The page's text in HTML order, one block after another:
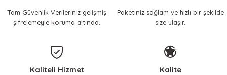
ve Soğutucu Matlar
Tam Güvenlik Verileriniz gelişmiş
şifrelemeyle koruma altında.
Paketiniz sağlam ve hızlı bir şekilde
size ulaşır.
Kaliteli Hizmet Kalite